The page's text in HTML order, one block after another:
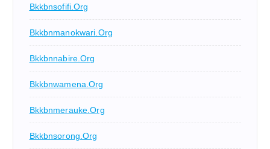
Bkkbnsofifi.org
Bkkbnmanokwari.org
Bkkbnnabire.org
Bkkbnwamena.org
Bkkbnmerauke.org
Bkkbnsorong.org